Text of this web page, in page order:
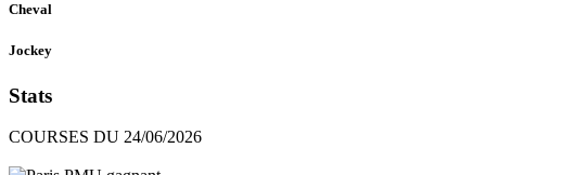
Cheval
Jockey
Stats
COURSES DU 24/06/2026